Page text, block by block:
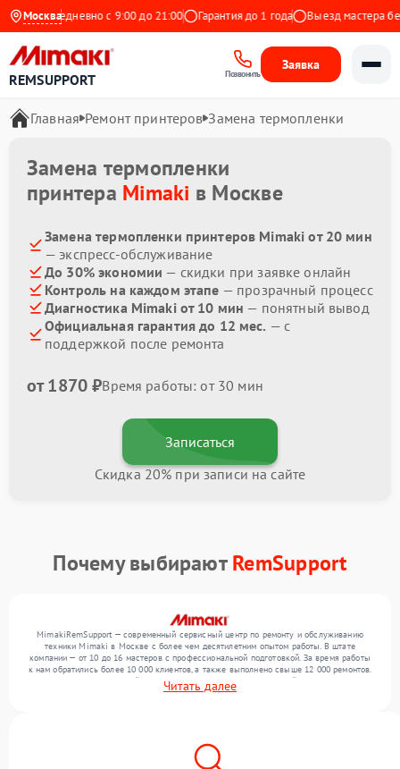
Москва
Ежедневно с 9:00 до 21:00 Гарантия до 1 года Выезд мастера
REMSUPPORT Позвонить
Заявка
Главная Ремонт принтеров Замена термопленки
Замена термопленки
принтера Mimaki в Москве
Замена термопленки принтеров Mimaki от 20 мин
— экспресс-обслуживание
До 30% экономии — скидки при заявке онлайн
Контроль на каждом этапе — прозрачный процесс
Диагностика Mimaki от 10 мин — понятный вывод
Официальная гарантия до 12 мес. — с
поддержкой после ремонта
от 1870 ₽Время работы: от 30 мин
Записаться
Скидка 20% при записи на сайте
Почему выбираютRemSupport
MimakiRemSupport — современный сервисный центр по ремонту и обслуживанию
техники Mimaki в Москве с более чем десятилетним опытом работы. В штате
компании — от 10 до 16 мастеров с профессиональной подготовкой. За время работы
к нам обратились более 10 000 клиентов, а также выполнено свыше 12 000 ремонтов.
Ежемесячно в сервисный центр поступает более 300 обращений, включая , , . Мы
устраняем поломки любой сложности и обеспечиваем надежный результат благодаря
Читать далее